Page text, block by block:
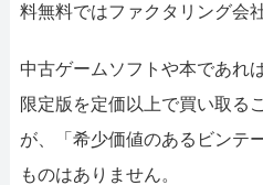
料無料ではファクタリング会
中古ゲームソフトや本であれ
限定版を定価以上で買い取る
が、「希少価値のあるビンテ
ものはありません。